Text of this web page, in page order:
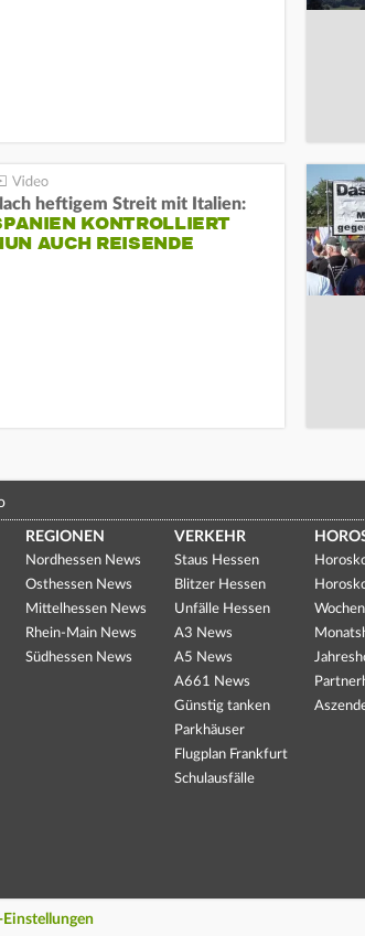
heftigem Streit mit Italien:
KONTROLLIERT
AUCH REISENDE
REGIONEN
Nordhessen News
Osthessen News
Mittelhessen News
Rhein-Main News
Südhessen News
VERKEHR
Staus Hessen
Blitzer Hessen
Unfälle Hessen
A3 News
A5 News
A661 News
Günstig tanken
Parkhäuser
Flugplan Frankfurt
Schulausfälle